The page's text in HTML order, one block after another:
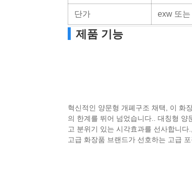
단가 exw 또는
제품 기능
혁신적인 양문형 개폐구조 채택, 이 화
의 한계를 뛰어 넘었습니다.. 대칭형 양
고 분위기 있는 시각효과를 선사합니다
고급 화장품 브랜드가 선호하는 고급 포